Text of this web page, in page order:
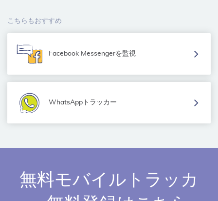
こちらもおすすめ
Facebook Messengerを監視
WhatsAppトラッカー
無料モバイルトラッカ